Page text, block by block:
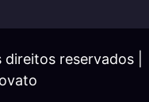
reservados |